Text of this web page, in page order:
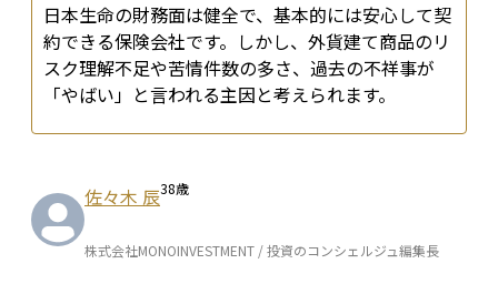
日本生命の財務面は健全で、基本的には安心して契
約できる保険会社です。しかし、外貨建て商品のリ
スク理解不足や苦情件数の多さ、過去の不祥事が
「やばい」と言われる主因と考えられます。
佐々木 辰38歳
株式会社MONOINVESTMENT / 投資のコンシェルジュ編集長